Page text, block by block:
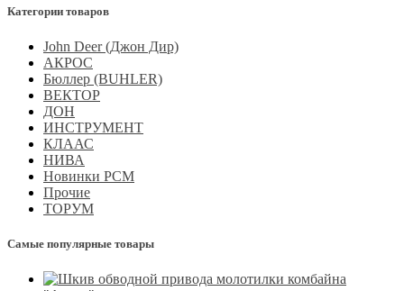
Категории товаров
John Deer (Джон Дир)
АКРОС
Бюллер (BUHLER)
ВЕКТОР
ДОН
ИНСТРУМЕНТ
КЛААС
НИВА
Новинки РСМ
Прочие
ТОРУМ
Самые популярные товары